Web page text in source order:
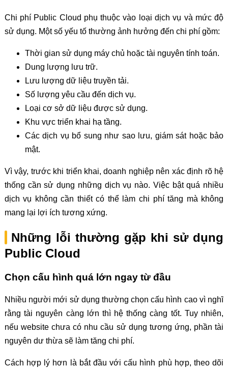
Chi phí Public Cloud phụ thuộc vào loại dịch vụ và mức độ
sử dụng. Một số yếu tố thường ảnh hưởng đến chi phí gồm:
Thời gian sử dụng máy chủ hoặc tài nguyên tính toán.
Dung lượng lưu trữ.
Lưu lượng dữ liệu truyền tải.
Số lượng yêu cầu đến dịch vụ.
Loại cơ sở dữ liệu được sử dụng.
Khu vực triển khai hạ tầng.
Các dịch vụ bổ sung như sao lưu, giám sát hoặc bảo
mật.
Vì vậy, trước khi triển khai, doanh nghiệp nên xác định rõ hệ
thống cần sử dụng những dịch vụ nào. Việc bật quá nhiều
dịch vụ không cần thiết có thể làm chi phí tăng mà không
mang lại lợi ích tương xứng.
Những lỗi thường gặp khi sử dụng
Public Cloud
Chọn cấu hình quá lớn ngay từ đầu
Nhiều người mới sử dụng thường chọn cấu hình cao vì nghĩ
rằng tài nguyên càng lớn thì hệ thống càng tốt. Tuy nhiên,
nếu website chưa có nhu cầu sử dụng tương ứng, phần tài
nguyên dư thừa sẽ làm tăng chi phí.
Cách hợp lý hơn là bắt đầu với cấu hình phù hợp, theo dõi